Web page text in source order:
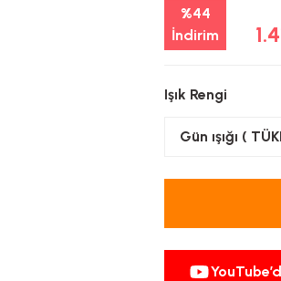
%44
İndirim
Işık Rengi